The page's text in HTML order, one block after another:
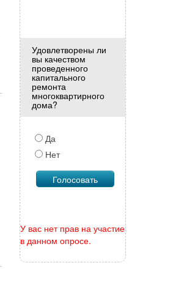
Удовлетворены ли
вы качеством
проведенного
капитального
ремонта
многоквартирного
дома?
Да
Нет
У вас нет прав на участие
в данном опросе.